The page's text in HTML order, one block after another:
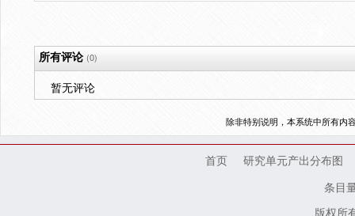
所有评论(0)
暂无评论
除非特别说明，本系统中所有内
首页
研究单元产出分布图
条目
版权所